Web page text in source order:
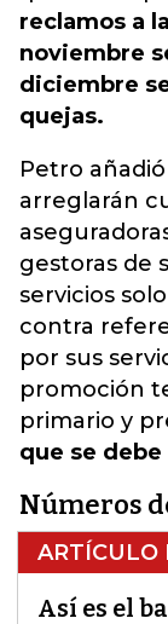
reclamos a
noviembre
diciembre
quejas.
Petro
arreglarán
gestoras de
servicios
contra
por sus
promoción
primario y
que se debe
Números
ARTÍCULO
Así es el